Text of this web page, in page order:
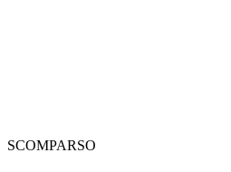
SCOMPARSO